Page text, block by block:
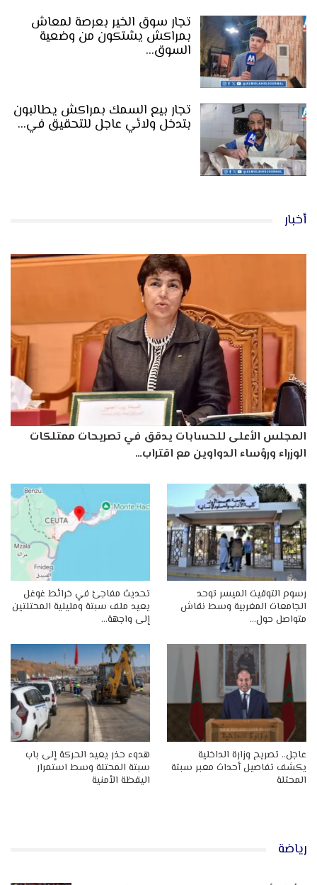
تجار سوق الخير بعرصة لمعاش
بمراكش يشتكون من وضعية
السوق…
تجار بيع السمك بمراكش يطالبون
بتدخل ولائي عاجل للتحقيق في…
أخبار
المجلس الأعلى للحسابات يدقق في تصريحات ممتلكات
الوزراء ورؤساء الدواوين مع اقتراب…
رسوم التوقيت الميسر توحد
الجامعات المغربية وسط نقاش
متواصل حول…
تحديث مفاجئ في خرائط غوغل
يعيد ملف سبتة ومليلية المحتلتين
إلى واجهة…
عاجل.. تصريح وزارة الداخلية
يكشف تفاصيل أحداث معبر سبتة
المحتلة
هدوء حذر يعيد الحركة إلى باب
سبتة المحتلة وسط استمرار
اليقظة الأمنية
رياضة